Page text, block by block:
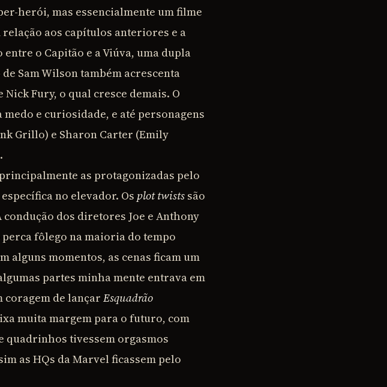
herói, mas essencialmente um filme
relação aos capítulos anteriores e a
o Capitão e a Viúva, uma dupla
Sam Wilson também acrescenta
Fury, o qual cresce demais. O
e curiosidade, e até personagens
Grillo) e Sharon Carter (Emily
as protagonizadas pelo
no elevador. Os plot twists são
dos diretores Joe e Anthony
fôlego na maioria do tempo
alguns momentos, as cenas ficam um
partes minha mente entrava em
coragem de lançarEsquadrão
muita margem para o futuro, com
quadrinhos tivessem orgasmos
as HQs da Marvel ficassem pelo